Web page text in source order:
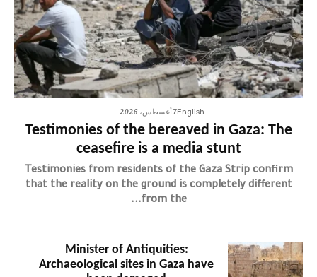
English7 أغسطس، 2026
Testimonies of the bereaved in Gaza: The
ceasefire is a media stunt
Testimonies from residents of the Gaza Strip confirm
that the reality on the ground is completely different
from the...
Minister of Antiquities:
Archaeological sites in Gaza have